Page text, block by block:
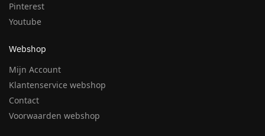
Pinterest
Youtube
Webshop
Mijn Account
Klantenservice webshop
Contact
Voorwaarden webshop